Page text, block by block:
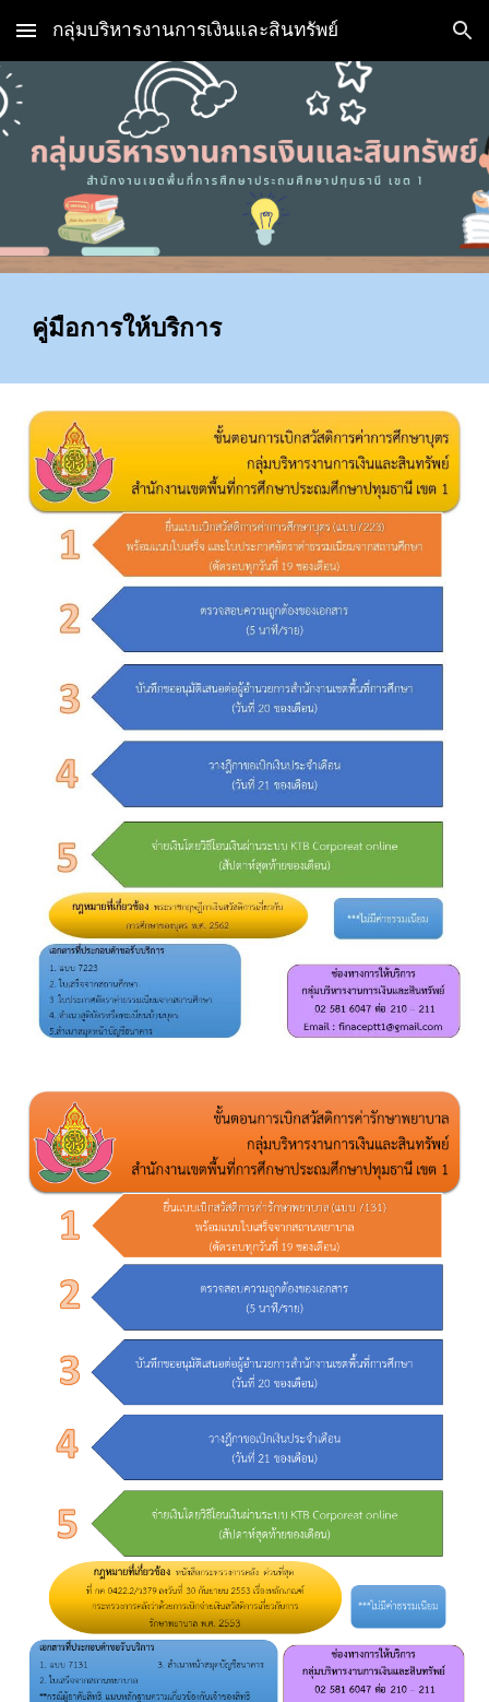
Skip to main content Skip to navigation
กลุ่มบริหารงานการเงินและสินทรัพย์
คู่มือการให้บริการ